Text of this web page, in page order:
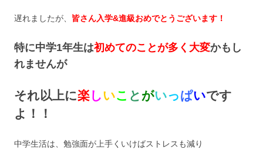
遅れましたが、 皆さん入学&進級おめでとうございます！
特に中学1年生は初めてのことが多く大変かもし
れませんが
それ以上に楽しいこ と がいっぱいです
よ！！
中学生活は、勉強面が上手くいけばストレスも減り